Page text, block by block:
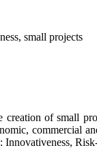
small projects
of small
commercial